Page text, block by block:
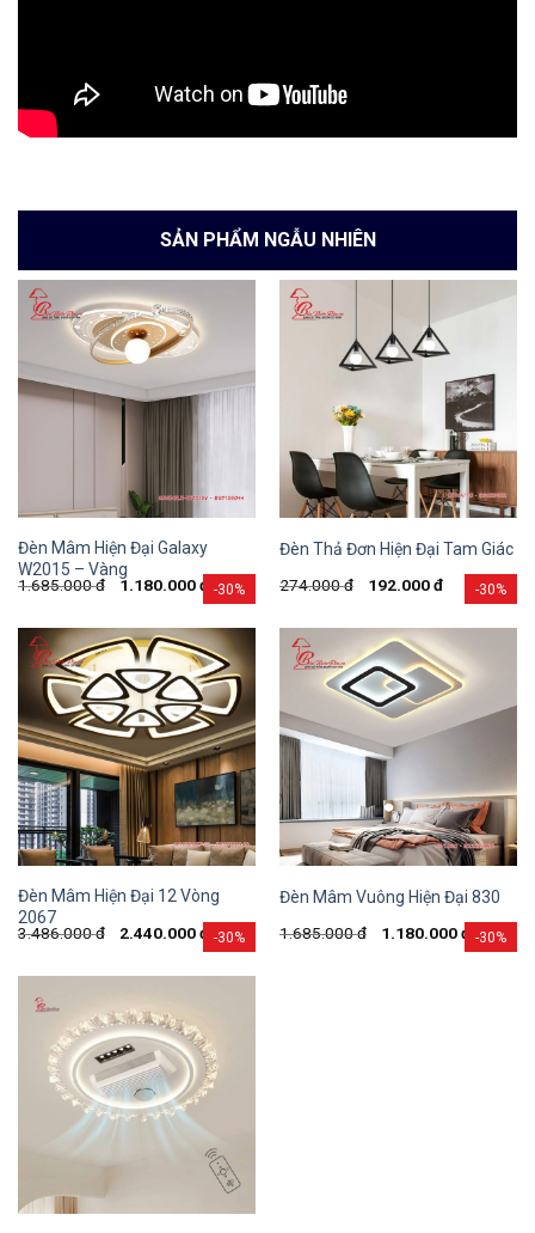
SẢN PHẨM NGẪU NHIÊN
-30%
Đèn Mâm Hiện Đại Galaxy
W2015 – Vàng
1.685.000đ 1.180.000đ -30%
Đèn Thả Đơn Hiện Đại Tam Giác
274.000đ 192.000đ
-30%
Đèn Mâm Hiện Đại 12 Vòng
2067
3.486.000đ 2.440.000đ -30%
Đèn Mâm Vuông Hiện Đại 830
1.685.000đ 1.180.000đ